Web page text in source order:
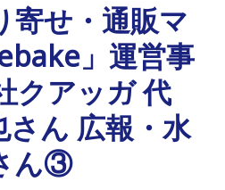
寄せ・通販マ
」運営事
クアッガ 代
さん 広報・水
ん③